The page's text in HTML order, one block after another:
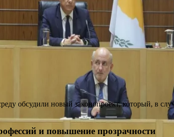
обсудили новый законопроект, который, в
и повышение прозрачности